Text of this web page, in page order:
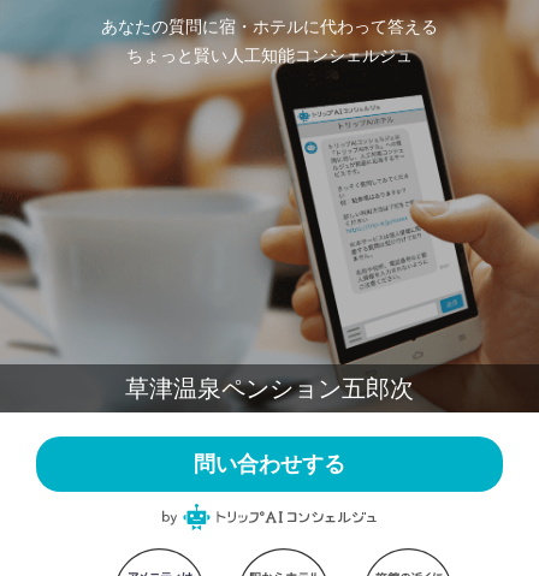
あなたの質問に宿・ホテルに代わって答える
ちょっと賢い人工知能コンシェルジュ
草津温泉ペンション五郎次
問い合わせする